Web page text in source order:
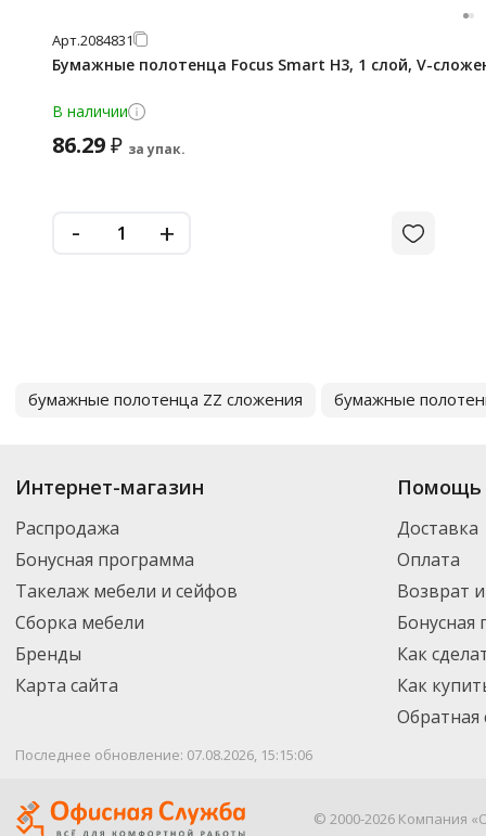
Арт.2084831
Бумажные полотенца Focus Smart H3, 1 слой, V-
В наличии
86.29₽ за упак.
- +
бумажные полотенца ZZ сложения бумажные
Интернет-магазин
Распродажа
Бонусная программа
Такелаж мебели и сейфов
Сборка мебели
Бренды
Карта сайта
Помощь
Доставка
Оплата
Возврат
Бонусная
Как
Как
Обратная
Последнее обновление: 07.08.2026, 15:15:06
© 2000-2026 Компания